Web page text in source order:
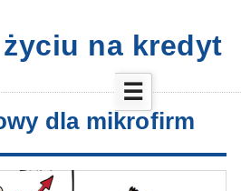
na kredyt
☰
dla mikrofirm